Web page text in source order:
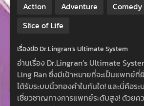
Action Adventure
Comedy
Slice of Life
เรื่องย่อ Dr.Lingran’s Ultimate System
อ่านเรื่อง Dr.Lingran’s Ultimate
Ling Ran ซึ่งมีเป้าหมายที่จะเป็นแพทย์
ได้รับระบบนิ้วทองคำในทันใด! และนี่คือร
เชี่ยวชาญทางการแพทย์ระดับสูง! ด้วยค